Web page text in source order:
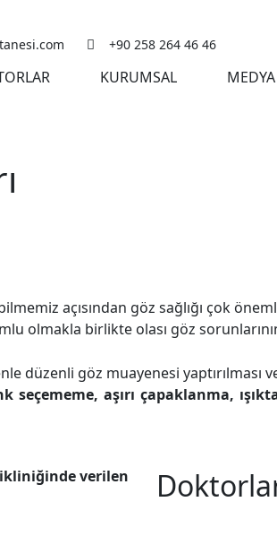
+90 258 264 46 46
KURUMSAL MEDYA
açısından göz sağlığı çok
olmakla birlikte olası göz
düzenli göz muayenesi
aşırı çapaklanma,
verilen